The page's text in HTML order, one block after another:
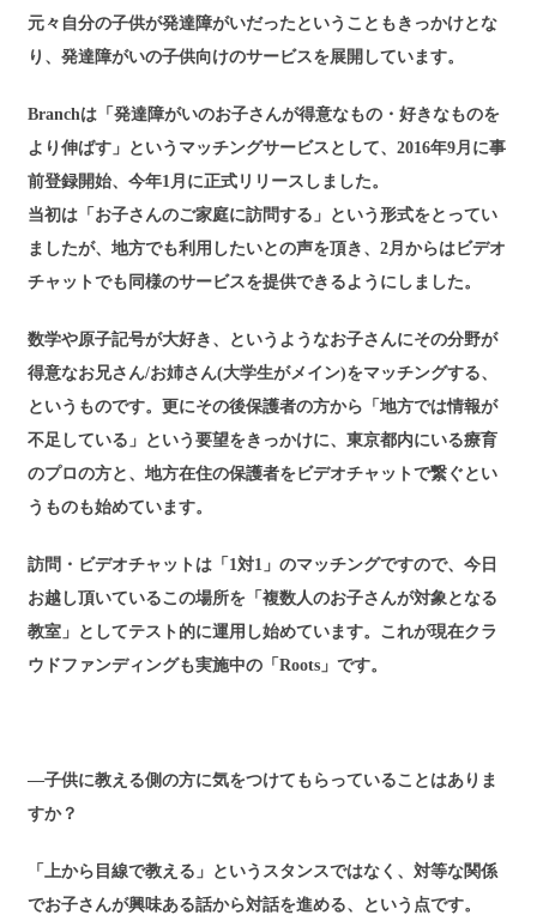
元々自分の子供が発達障がいだったということもきっかけとな
り、発達障がいの子供向けのサービスを展開しています。
Branchは「発達障がいのお子さんが得意なもの・好きなものを
より伸ばす」というマッチングサービスとして、2016年9月に事
前登録開始、今年1月に正式リリースしました。
当初は「お子さんのご家庭に訪問する」という形式をとってい
ましたが、地方でも利用したいとの声を頂き、2月からはビデオ
チャットでも同様のサービスを提供できるようにしました。
数学や原子記号が大好き、というようなお子さんにその分野が
得意なお兄さん/お姉さん(大学生がメイン)をマッチングする、
というものです。更にその後保護者の方から「地方では情報が
不足している」という要望をきっかけに、東京都内にいる療育
のプロの方と、地方在住の保護者をビデオチャットで繋ぐとい
うものも始めています。
訪問・ビデオチャットは「1対1」のマッチングですので、今日
お越し頂いているこの場所を「複数人のお子さんが対象となる
教室」としてテスト的に運用し始めています。これが現在クラ
ウドファンディングも実施中の「Roots」です。
―子供に教える側の方に気をつけてもらっていることはありま
すか？
「上から目線で教える」というスタンスではなく、対等な関係
でお子さんが興味ある話から対話を進める、という点です。